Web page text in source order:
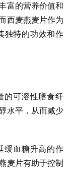
富的营养价值和
西麦燕麦片作为
独特的功效和作
的可溶性膳食纤
水平，从而减少
缓血糖升高的作
麦片有助于控制